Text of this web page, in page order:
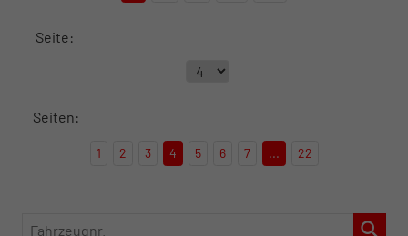
Seite:
Seiten:
1 2 3 4 5 6 7 ... 22
Fahrzeugnr.